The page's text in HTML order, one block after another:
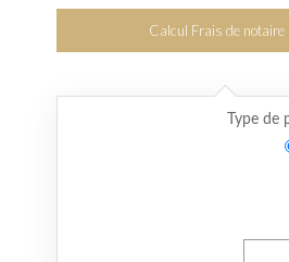
Calcul Frais de notaire